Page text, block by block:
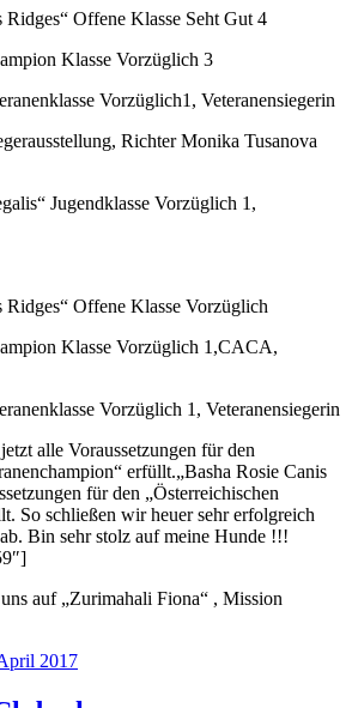
Offene Klasse Seht Gut 4
Klasse Vorzüglich 3
Vorzüglich1, Veteranensiegerin
Richter Monika Tusanova
Jugendklasse Vorzüglich 1,
Offene Klasse Vorzüglich
Klasse Vorzüglich 1,CACA,
Vorzüglich 1, Veteranensiegerin
alle Voraussetzungen für den
erfüllt.„Basha Rosie Canis
für den „Österreichischen
So schließen wir heuer sehr erfolgreich
Bin sehr stolz auf meine Hunde !!!
auf „Zurimahali Fiona“ , Mission
2017